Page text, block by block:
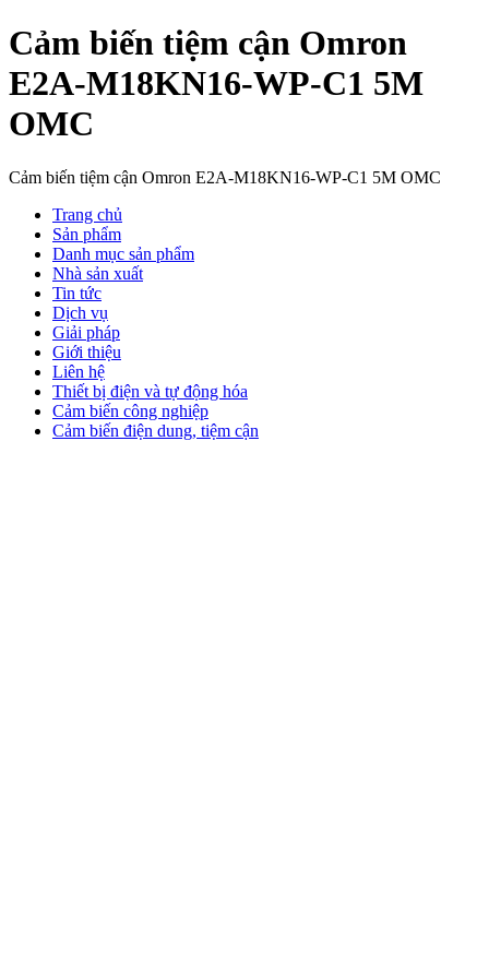
Cảm biến tiệm cận Omron
E2A-M18KN16-WP-C1 5M
OMC
Cảm biến tiệm cận Omron E2A-M18KN16-WP-C1 5M OMC
Trang chủ
Sản phẩm
Danh mục sản phẩm
Nhà sản xuất
Tin tức
Dịch vụ
Giải pháp
Giới thiệu
Liên hệ
Thiết bị điện và tự động hóa
Cảm biến công nghiệp
Cảm biến điện dung, tiệm cận